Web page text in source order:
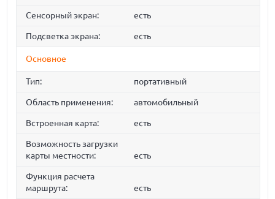
Сенсорный экран: есть
Подсветка экрана: есть
Основное
Тип: портативный
Область применения: автомобильный
Встроенная карта: есть
Возможность загрузки
карты местности:
есть
Функция расчета
маршрута:
есть